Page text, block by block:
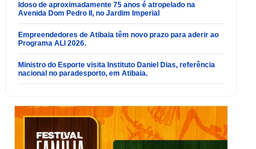
Idoso de aproximadamente 75 anos é atropelado na
Avenida Dom Pedro II, no Jardim Imperial
Empreendedores de Atibaia têm novo prazo para aderir ao
Programa ALI 2026.
Ministro do Esporte visita Instituto Daniel Dias, referência
nacional no paradesporto, em Atibaia.